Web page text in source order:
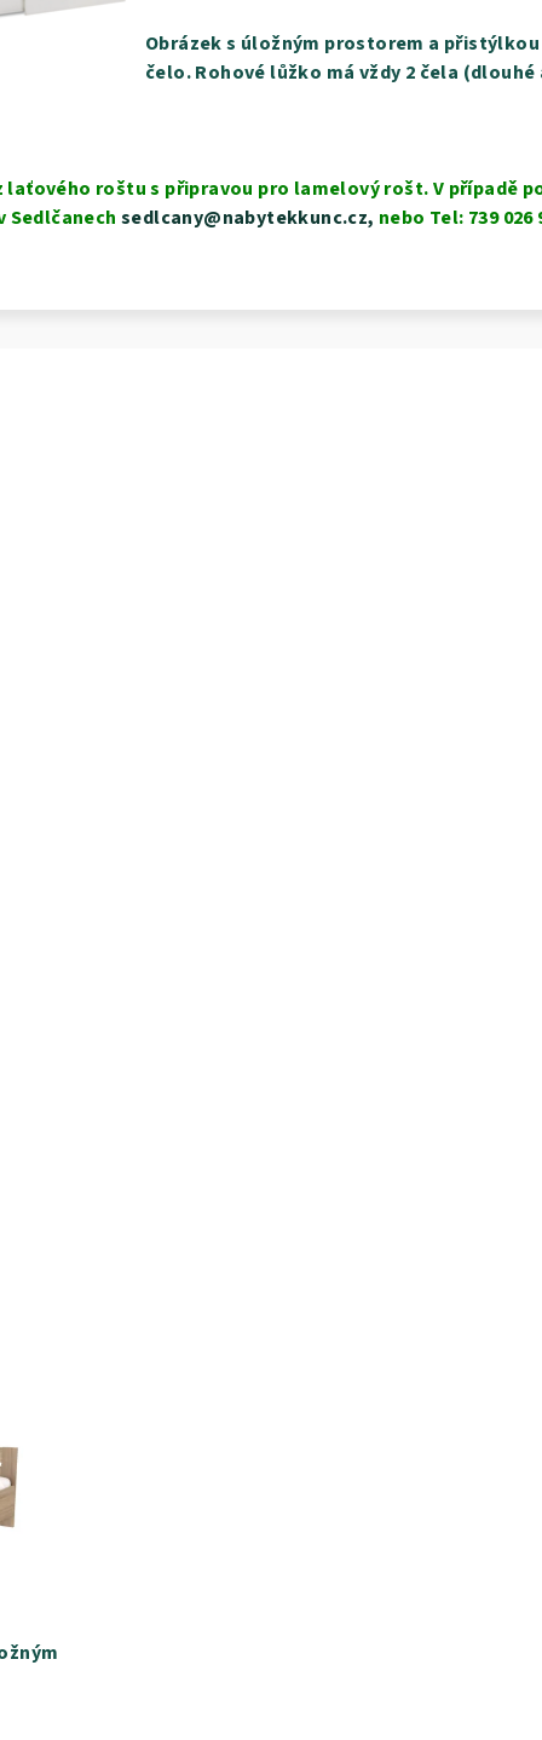
Obrázek s úložným prostorem a
čelo. Rohové lůžko má vždy 2 čela
roštu s připravou pro lamelový rošt. V případě
Sedlčanech sedlcany@nabytekkunc.cz, nebo Tel: 739 026